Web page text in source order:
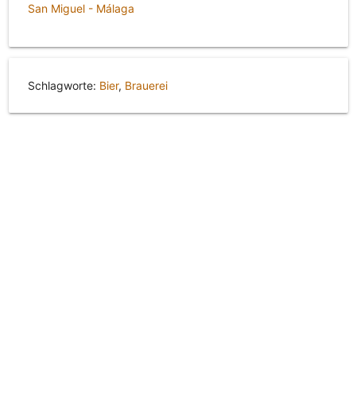
San Miguel - Málaga
Schlagworte: Bier, Brauerei